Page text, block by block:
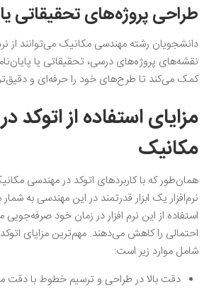
طراحی پروژه‌های تحقیقاتی یا
دانشجویان رشته مهندسی مکانیک می‌توانند از نرم
نقشه‌های پروژه‌های درسی، تحقیقاتی یا
کمک می‌کند تا طرح‌های خود را حرفه‌ای و دقیق‌تر
مزایای استفاده از اتوکد
مکانیک
همان‌طور که با کاربردهای اتوکد در مهندسی
نرم‌افزار یک ابزار قدرتمند در این مهندسی به
استفاده از این نرم افزار در زمان خود
احتمالی را کاهش می‌دهند. مهم‌ترین مزایای
شامل موارد زیر است:
دقت بالا در طراحی و ترسیم خطوط با دقت